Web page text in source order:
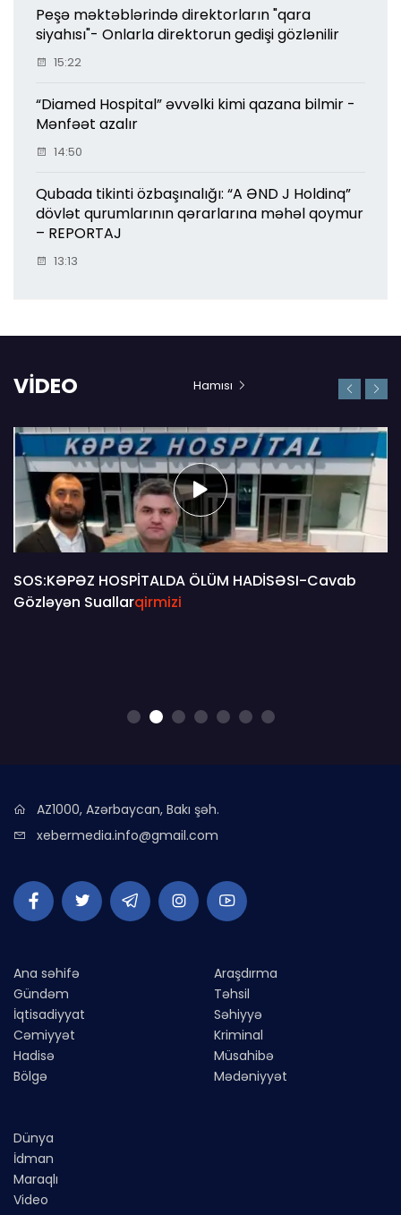
Peşə məktəblərində direktorların "qara
siyahısı"- Onlarla direktorun gedişi gözlənilir
15:22
“Diamed Hospital” əvvəlki kimi qazana bilmir -
Mənfəət azalır
14:50
Qubada tikinti özbaşınalığı: “A ƏND J Holdinq”
dövlət qurumlarının qərarlarına məhəl qoymur
– REPORTAJ
13:13
VİDEO Hamısı
SOS:KƏPƏZ HOSPİTALDA ÖLÜM HADİSƏSI-Cavab
Gözləyən Suallarqirmizi
AZ1000, Azərbaycan, Bakı şəh.
xebermedia.info@gmail.com
Ana səhifə
Gündəm
İqtisadiyyat
Cəmiyyət
Hadisə
Bölgə
Araşdırma
Təhsil
Səhiyyə
Kriminal
Müsahibə
Mədəniyyət
Dünya
İdman
Maraqlı
Video